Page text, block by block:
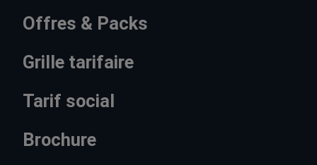
Offres & Packs
Grille tarifaire
Tarif social
Brochure